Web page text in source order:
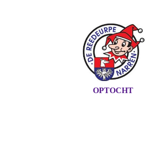
OPTOCHT